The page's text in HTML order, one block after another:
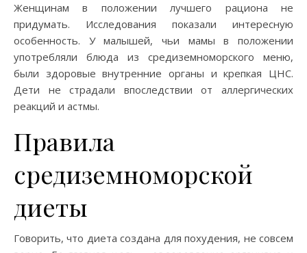
Женщинам в положении лучшего рациона не
придумать. Исследования показали интересную
особенность. У малышей, чьи мамы в положении
употребляли блюда из средиземноморского меню,
были здоровые внутренние органы и крепкая ЦНС.
Дети не страдали впоследствии от аллергических
реакций и астмы.
Правила
средиземноморской
диеты
Говорить, что диета создана для похудения, не совсем